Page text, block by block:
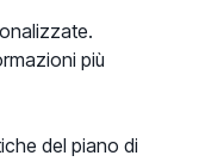
più
del piano di